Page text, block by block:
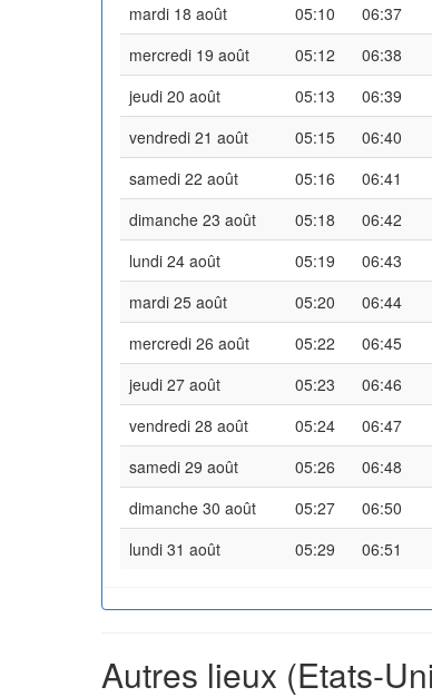
mardi 18 août
05:10 06:37
mercredi 19 août
05:12 06:38
jeudi 20 août
05:13 06:39
vendredi 21 août
05:15 06:40
samedi 22 août
05:16 06:41
dimanche 23 août
05:18 06:42
lundi 24 août
05:19 06:43
mardi 25 août
05:20 06:44
mercredi 26 août
05:22 06:45
jeudi 27 août
05:23 06:46
vendredi 28 août
05:24 06:47
samedi 29 août
05:26 06:48
dimanche 30 août
05:27 06:50
lundi 31 août
05:29 06:51
Autres lieux (Etats-